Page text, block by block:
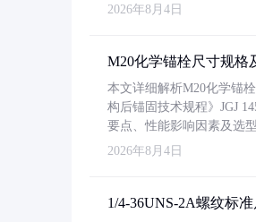
2026年8月4日
M20化学锚栓尺寸规格
本文详细解析M20化学锚
构后锚固技术规程》JGJ
要点、性能影响因素及选
2026年8月4日
1/4-36UNS-2A螺纹标